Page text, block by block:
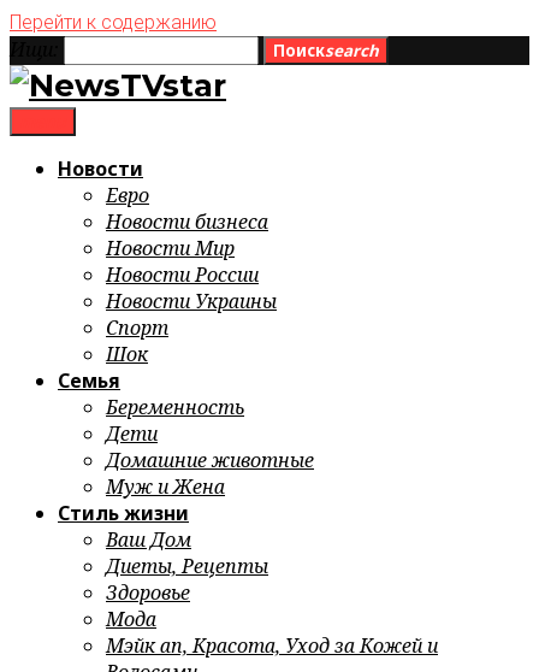
Перейти к содержанию
Поискsearch
Новости
Евро
Новости бизнеса
Новости Мир
Новости России
Новости Украины
Спорт
Шок
Семья
Беременность
Дети
Домашние животные
Муж и Жена
Стиль жизни
Ваш Дом
Диеты, Рецепты
Здоровье
Мода
Мэйк ап, Красота, Уход за Кожей и